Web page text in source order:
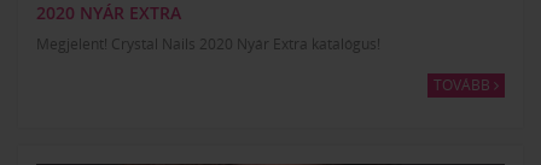
2020 NYÁR EXTRA
Megjelent! Crystal Nails 2020 Nyár Extra katalógus!
TOVÁBB